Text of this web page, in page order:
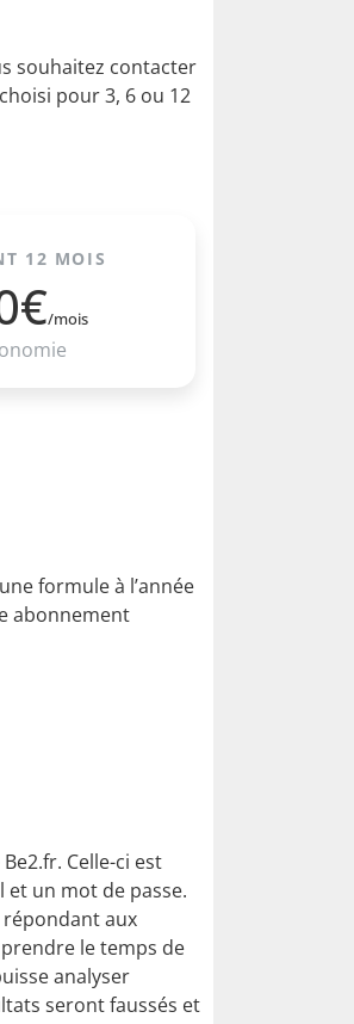
souhaitez contacter
pour 3, 6 ou 12
12 MOIS
/mois
formule à l’année
abonnement
Celle-ci est
et un mot de passe.
aux
le temps de
analyser
seront faussés et